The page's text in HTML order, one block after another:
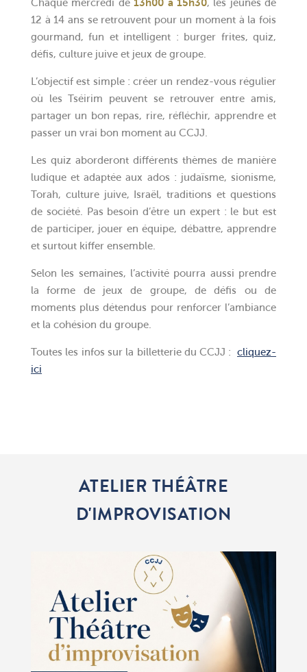
Chaque mercredi de13h00 à 15h30, les jeunes de
12 à 14 ans se retrouvent pour un moment à la fois
gourmand, fun et intelligent : burger frites, quiz,
défis, culture juive et jeux de groupe.
L’objectif est simple : créer un rendez-vous régulier
où les Tséirim peuvent se retrouver entre amis,
partager un bon repas, rire, réfléchir, apprendre et
passer un vrai bon moment au CCJJ.
Les quiz aborderont différents thèmes de manière
ludique et adaptée aux ados : judaïsme, sionisme,
Torah, culture juive, Israël, traditions et questions
de société. Pas besoin d’être un expert : le but est
de participer, jouer en équipe, débattre, apprendre
et surtout kiffer ensemble.
Selon les semaines, l’activité pourra aussi prendre
la forme de jeux de groupe, de défis ou de
moments plus détendus pour renforcer l’ambiance
et la cohésion du groupe.
Toutes les infos sur la billetterie du CCJJ : cliquez-
ici
ATELIER THÉÂTRE
D'IMPROVISATION